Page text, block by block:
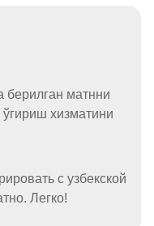
берилган матнни
ўгириш хизматини
с узбекской
Легко!